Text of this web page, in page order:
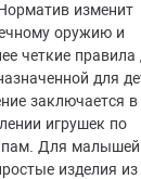
изменит
оружию и
четкие правила
для
заключается в
игрушек по
Для малышей
изделия